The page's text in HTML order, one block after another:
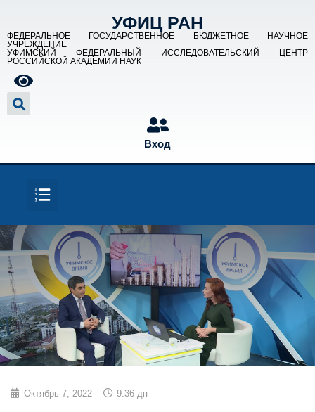
УФИЦ РАН
ФЕДЕРАЛЬНОЕ ГОСУДАРСТВЕННОЕ БЮДЖЕТНОЕ НАУЧНОЕ
УЧРЕЖДЕНИЕ
УФИМСКИЙ ФЕДЕРАЛЬНЫЙ ИССЛЕДОВАТЕЛЬСКИЙ ЦЕНТР
РОССИЙСКОЙ АКАДЕМИИ НАУК
Вход
Октябрь 7, 2022 9:36 дп